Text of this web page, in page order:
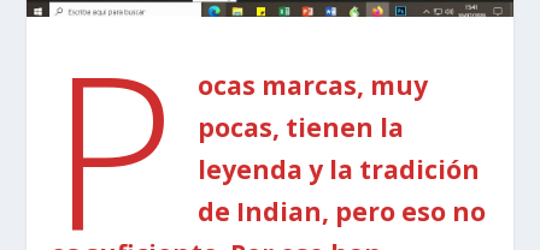
P
ocas marcas, muy
pocas, tienen la
leyenda y la tradición
de Indian, pero eso no